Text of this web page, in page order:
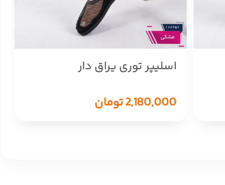
اسلیپر توری یراق دار
2,180,000تومان